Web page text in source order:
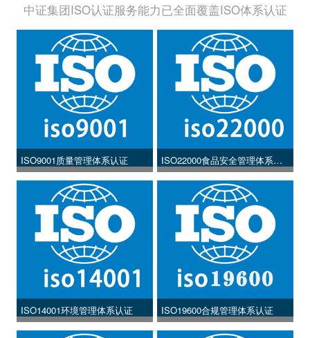
中证集团ISO认证服务能力已全面覆盖ISO体系认证
ISO9001质量管理体系认证
ISO14001环境管理体系认证
ISO22000食品安全管理体系认
证
ISO19600合规管理体系认证